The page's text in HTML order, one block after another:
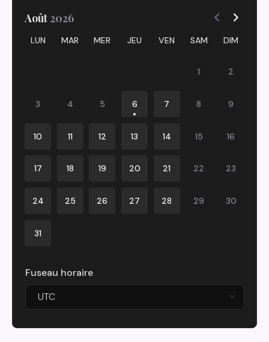
Août2026
LUN MAR MER JEU VEN SAM DIM
1 2
3 4 5 6 7 8 9
10 11 12 13 14 15 16
17 18 19 20 21 22 23
24 25 26 27 28 29 30
31
Fuseau horaire
UTC